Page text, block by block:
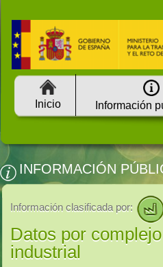
Inicio Información
INFORMACIÓN
Información clasificada por:
Datos por complejo
industrial